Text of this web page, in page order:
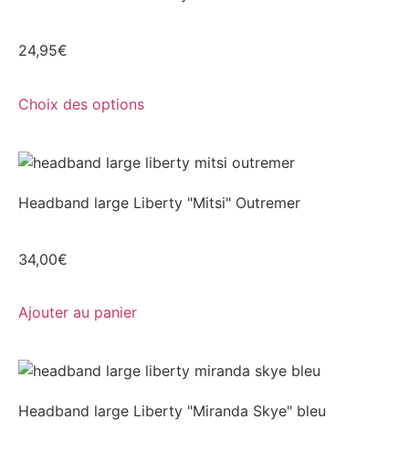
24,95€
Choix des options
Headband large Liberty "Mitsi" Outremer
34,00€
Ajouter au panier
Headband large Liberty "Miranda Skye" bleu